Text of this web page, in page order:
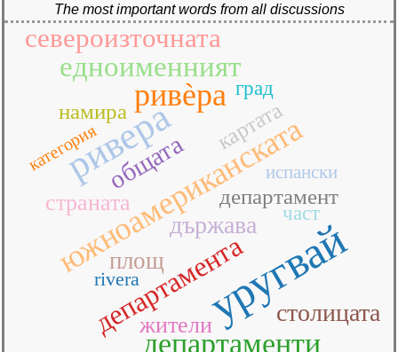
The most important words from all discussions
уругвай
ривера
ривѐра
южноамериканската
департаменти
едноименният
департамента
североизточната
общата
държава
столицата
площ
жители
страната департамент
картата
намира
населението
град
част
rivera
испански
категория